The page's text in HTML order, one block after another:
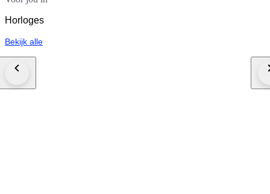
Horloges
Bekijk alle